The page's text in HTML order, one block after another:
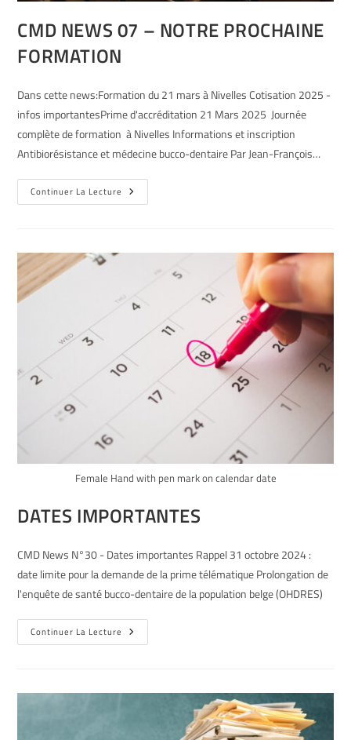
CMD NEWS 07 – NOTRE PROCHAINE
FORMATION
Dans cette news:Formation du 21 mars à Nivelles Cotisation 2025 -
infos importantesPrime d'accréditation 21 Mars 2025 Journée
complète de formation à Nivelles Informations et inscription
Antibiorésistance et médecine bucco-dentaire Par Jean-François…
Continuer La Lecture
Female Hand with pen mark on calendar date
DATES IMPORTANTES
CMD News N°30 - Dates importantes Rappel 31 octobre 2024 :
date limite pour la demande de la prime télématique Prolongation de
l'enquête de santé bucco-dentaire de la population belge (OHDRES)
Continuer La Lecture